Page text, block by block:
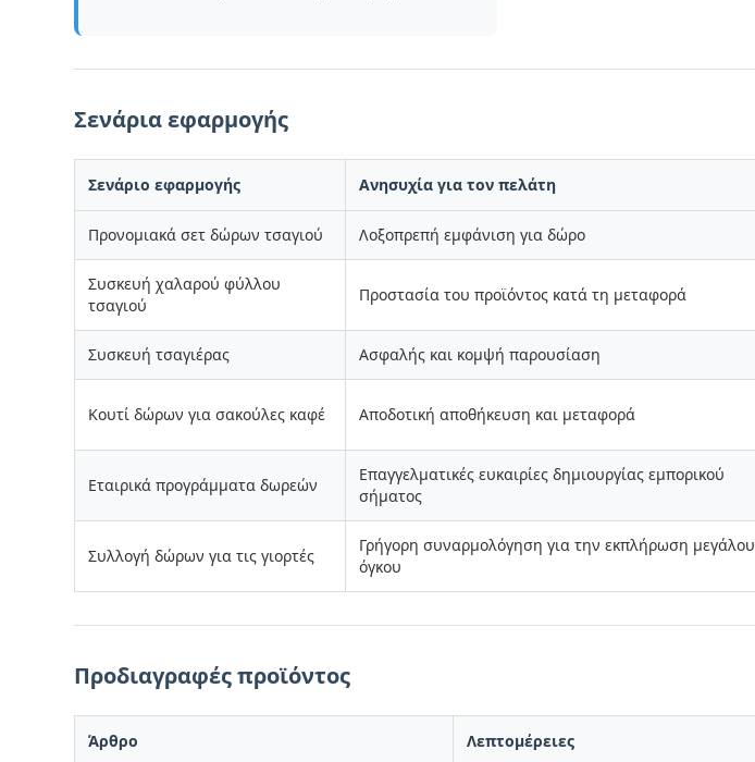
Σενάρια εφαρμογής
Σενάριο εφαρμογής Ανησυχία για τον πελάτη
Προνομιακά σετ δώρων τσαγιού Λοξοπρεπή εμφάνιση για δώρο
Συσκευή χαλαρού φύλλου
τσαγιού
Προστασία του προϊόντος κατά τη μεταφορά
Συσκευή τσαγιέρας Ασφαλής και κομψή παρουσίαση
Κουτί δώρων για σακούλες καφέ Αποδοτική αποθήκευση και μεταφορά
Εταιρικά προγράμματα δωρεών
Επαγγελματικές ευκαιρίες δημιουργίας εμπορικού
σήματος
Συλλογή δώρων για τις γιορτές
Γρήγορη συναρμολόγηση για την εκπλήρωση μεγάλου
όγκου
Προδιαγραφές προϊόντος
Άρθρο Λεπτομέρειες